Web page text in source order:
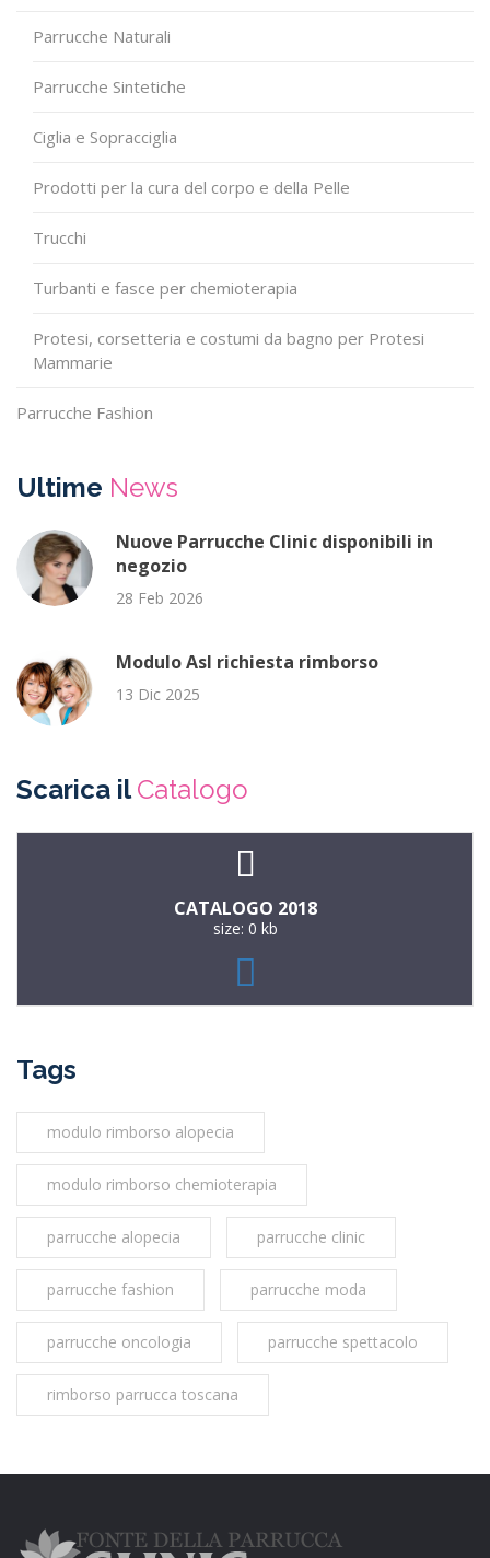
Parrucche Naturali
Parrucche Sintetiche
Ciglia e Sopracciglia
Prodotti per la cura del corpo e della Pelle
Trucchi
Turbanti e fasce per chemioterapia
Protesi, corsetteria e costumi da bagno per Protesi
Mammarie
Parrucche Fashion
Ultime News
Nuove Parrucche Clinic disponibili in
negozio
28 Feb 2026
Modulo Asl richiesta rimborso
13 Dic 2025
Scarica ilCatalogo
CATALOGO 2018
size: 0 kb
Tags
modulo rimborso alopecia
modulo rimborso chemioterapia
parrucche alopecia parrucche clinic
parrucche fashion parrucche moda
parrucche oncologia parrucche spettacolo
rimborso parrucca toscana